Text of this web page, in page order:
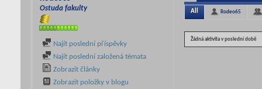
Ostuda fakulty
Najít poslední příspěvky
Najít poslední založená témata
Zobrazit články
Zobrazit položky v blogu
All Rodeo65
Žádná aktivita v poslední době